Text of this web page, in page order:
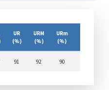
UR
(%)
URM
(%)
URm
(%)
91 92 90